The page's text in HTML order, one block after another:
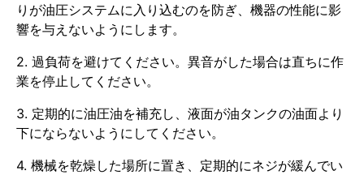
りが油圧システムに入り込むのを防ぎ、機器の性能に影
響を与えないようにします。
2. 過負荷を避けてください。異音がした場合は直ちに作
業を停止してください。
3. 定期的に油圧油を補充し、液面が油タンクの油面より
下にならないようにしてください。
4. 機械を乾燥した場所に置き、定期的にネジが緩んでい